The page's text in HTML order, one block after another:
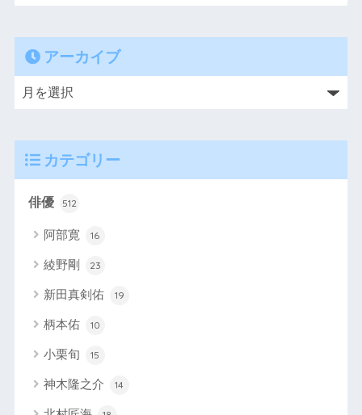
アーカイブ
カテゴリー
俳優 512
阿部寛 16
綾野剛 23
新田真剣佑 19
柄本佑 10
小栗旬 15
神木隆之介 14